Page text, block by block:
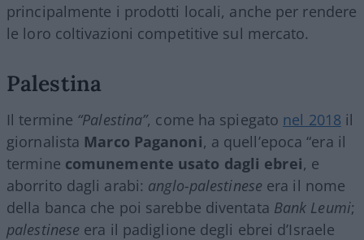
principalmente i prodotti locali, anche per rendere
le loro coltivazioni competitive sul mercato.
Palestina
Il termine “Palestina”, come ha spiegato nel 2018 il
giornalista Marco Paganoni, a quell’epoca “era il
termine comunemente usato dagli ebrei, e
aborrito dagli arabi: anglo-palestinese era il nome
della banca che poi sarebbe diventata Bank Leumi;
palestinese era il padiglione degli ebrei d’Israele